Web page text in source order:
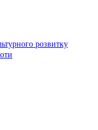
розвитку